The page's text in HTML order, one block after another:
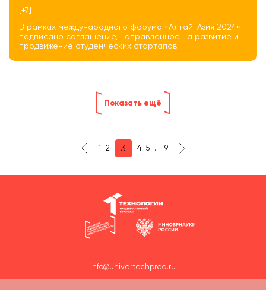
[+7]
В рамках международного форума «Алтай-Азия 2024»
подписано соглашение, направленное на развитие и
продвижение студенческих стартапов
Показать ещё
1 2 3 4 5 ... 9
info@univertechpred.ru